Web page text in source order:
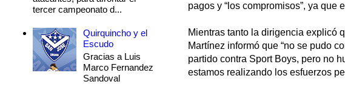
pagos y “los compromisos”, ya que
Mientras tanto la dirigencia explicó
Martínez informó que “no se pudo
partido contra Sport Boys, pero no
estamos realizando los esfuerzos
tercer campeonato d...
Quirquincho y el
Escudo
Gracias a Luis
Marco Fernandez
Sandoval